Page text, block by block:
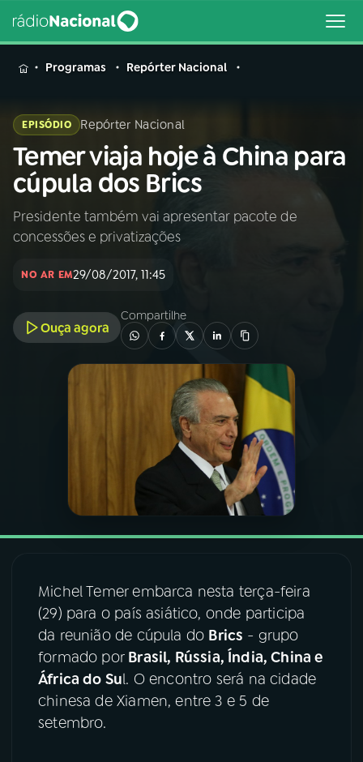
MENU
Buscar
na
Rádio
Nacional
Buscar
AO VIVO
PODCASTS
07 ÚLTIMAS
FESTIVAL DE MÚSICA
ACOMPANHE A RÁDIO NACIONAL
Programas Repórter Nacional
EPISÓDIO Repórter Nacional
Temer viaja hoje à China para
cúpula dos Brics
Presidente também vai apresentar pacote de
concessões e privatizações
NO AR EM29/08/2017, 11:45
Ouça agora
Compartilhe
Michel Temer embarca nesta terça-feira
(29) para o país asiático, onde participa
da reunião de cúpula do Brics - grupo
formado por Brasil, Rússia, Índia, China e
África do Sul. O encontro será na cidade
chinesa de Xiamen, entre 3 e 5 de
setembro.